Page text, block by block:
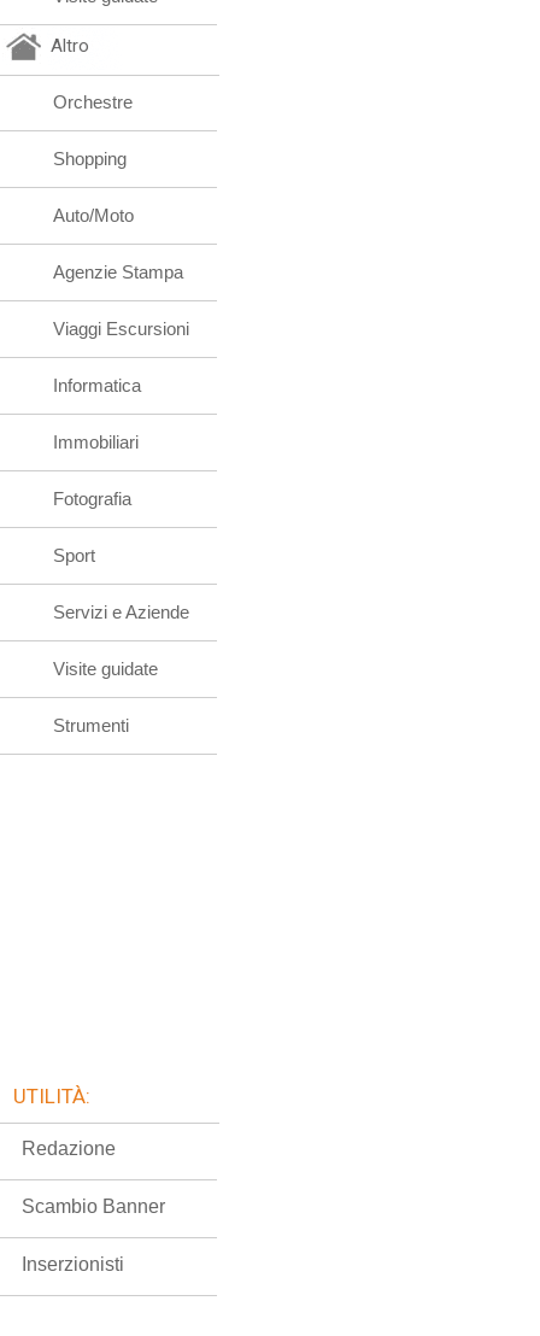
Altro
Orchestre
Shopping
Auto/Moto
Agenzie Stampa
Viaggi Escursioni
Informatica
Immobiliari
Fotografia
Sport
Servizi e Aziende
Visite guidate
Strumenti
UTILITÀ:
Redazione
Scambio Banner
Inserzionisti